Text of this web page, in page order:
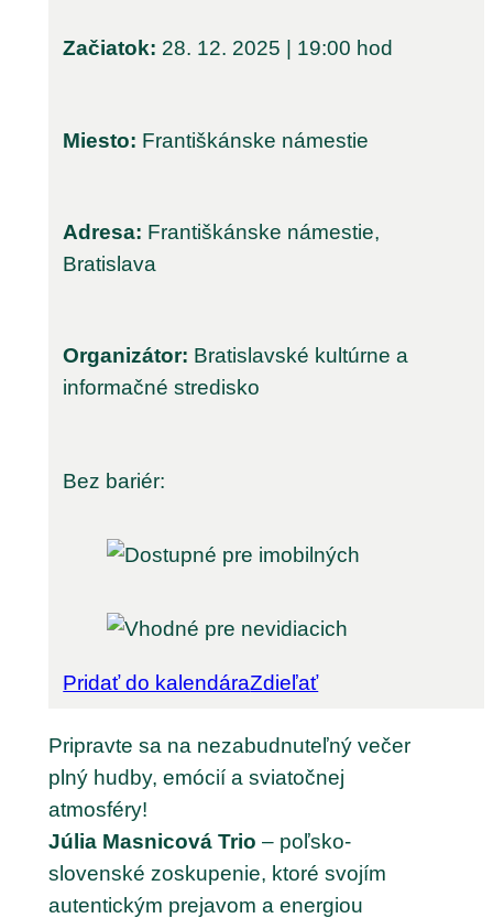
Začiatok: 28. 12. 2025 | 19:00 hod
Miesto: Františkánske námestie
Adresa: Františkánske námestie,
Bratislava
Organizátor: Bratislavské kultúrne a
informačné stredisko
Bez bariér:
Pridať do kalendáraZdieľať
Pripravte sa na nezabudnuteľný večer
plný hudby, emócií a sviatočnej
atmosféry!
Júlia Masnicová Trio – poľsko-
slovenské zoskupenie, ktoré svojím
autentickým prejavom a energiou